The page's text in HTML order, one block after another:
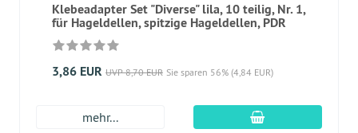
Klebeadapter Set "Diverse" lila, 10 teilig, Nr. 1,
für Hageldellen, spitzige Hageldellen, PDR
3,86 EUR UVP 8,70 EUR Sie sparen 56% (4,84 EUR)
mehr... In den